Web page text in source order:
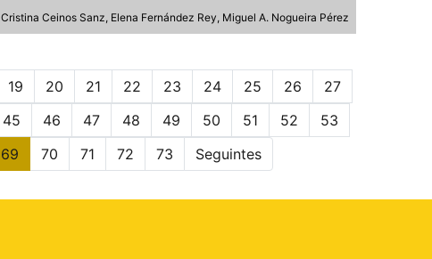
Cristina Ceinos Sanz Elena Fernández Rey Miguel A. Nogueira Pérez
19 20 21 22 23 24 25 26
27
45 46 47 48 49 50 51 52
53
69 70 71 72 73 Seguintes